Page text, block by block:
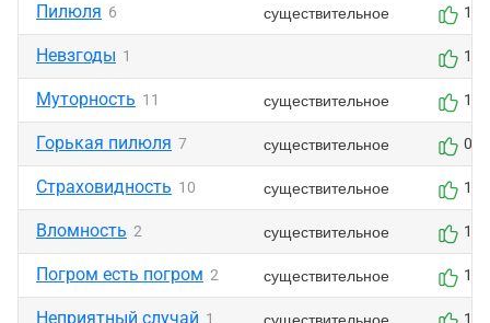
Пилюля 6 существительное 1
Невзгоды 1 1
Муторность 11 существительное 1
Горькая пилюля 7 существительное 0
Страховидность 10 существительное 1
Вломность 2 существительное 1
Погром есть погром 2 существительное 1
Неприятный случай 1 существительное 1